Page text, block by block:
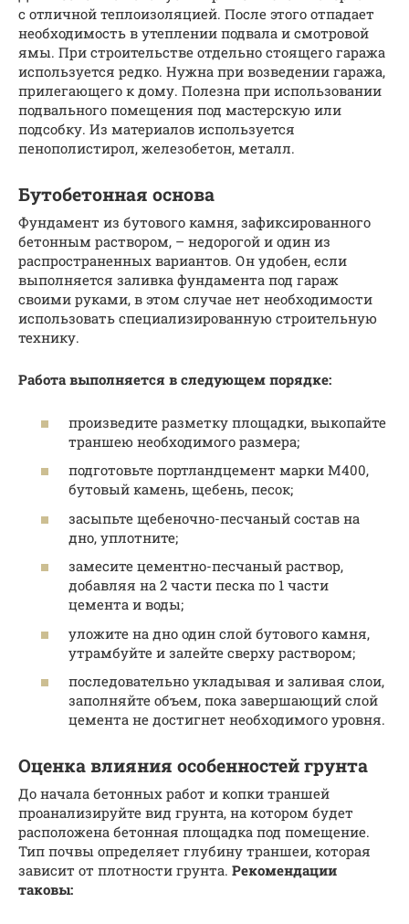
с отличной теплоизоляцией. После этого отпадает
необходимость в утеплении подвала и смотровой
ямы. При строительстве отдельно стоящего гаража
используется редко. Нужна при возведении гаража,
прилегающего к дому. Полезна при использовании
подвального помещения под мастерскую или
подсобку. Из материалов используется
пенополистирол, железобетон, металл.
Бутобетонная основа
Фундамент из бутового камня, зафиксированного
бетонным раствором, – недорогой и один из
распространенных вариантов. Он удобен, если
выполняется заливка фундамента под гараж
своими руками, в этом случае нет необходимости
использовать специализированную строительную
технику.
Работа выполняется в следующем порядке:
произведите разметку площадки, выкопайте
траншею необходимого размера;
подготовьте портландцемент марки М400,
бутовый камень, щебень, песок;
засыпьте щебеночно-песчаный состав на
дно, уплотните;
замесите цементно-песчаный раствор,
добавляя на 2 части песка по 1 части
цемента и воды;
уложите на дно один слой бутового камня,
утрамбуйте и залейте сверху раствором;
последовательно укладывая и заливая слои,
заполняйте объем, пока завершающий слой
цемента не достигнет необходимого уровня.
Оценка влияния особенностей грунта
До начала бетонных работ и копки траншей
проанализируйте вид грунта, на котором будет
расположена бетонная площадка под помещение.
Тип почвы определяет глубину траншеи, которая
зависит от плотности грунта. Рекомендации
таковы: